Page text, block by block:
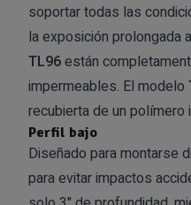
soportar todas las
la exposición prolongada
TL96están
impermeables. El modelo
recubierta de un polímero
Perfil bajo
Diseñado para montarse
para evitar impactos